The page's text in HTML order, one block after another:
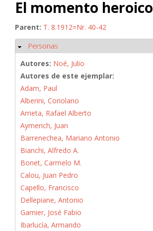
El momento heroico
Parent: T. 8.1912=Nr. 40-42
Ocultar
Personas
Autores: Noé, Julio
Autores de este ejemplar:
Adam, Paul
Alberini, Coriolano
Arrieta, Rafael Alberto
Aymerich, Juan
Barrenechea, Mariano Antonio
Bianchi, Alfredo A.
Bonet, Carmelo M.
Calou, Juan Pedro
Capello, Francisco
Dellepiane, Antonio
Garnier, José Fabio
Ibarlucía, Armando